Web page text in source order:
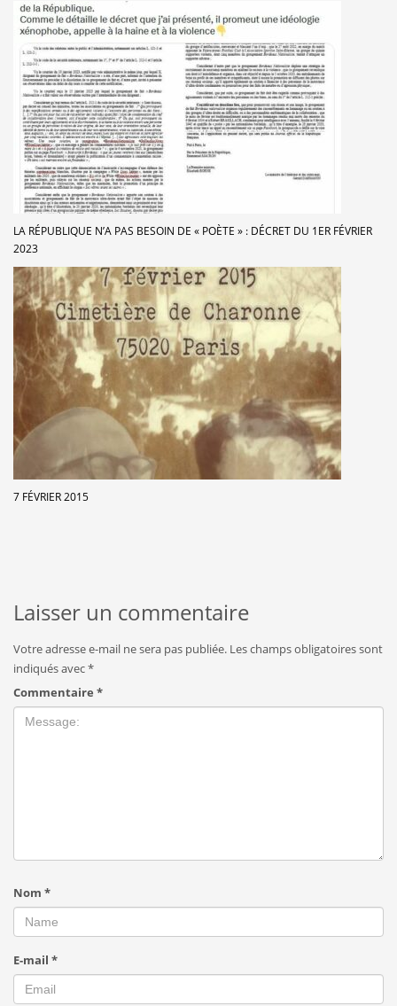
LA RÉPUBLIQUE N’A PAS BESOIN DE « POÈTE » : DÉCRET DU 1ER FÉVRIER
2023
7 FÉVRIER 2015
Laisser un commentaire
Votre adresse e-mail ne sera pas publiée. Les champs obligatoires sont
indiqués avec*
Commentaire *
Nom *
E-mail *